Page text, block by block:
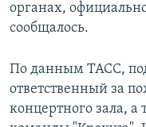
органах,
сообщалось.
По данным ТАСС,
ответственный за
концертного зала,